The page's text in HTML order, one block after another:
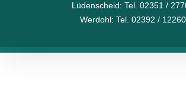
Lüdenscheid: Tel. 02351 /
Werdohl: Tel. 02392 / 12260